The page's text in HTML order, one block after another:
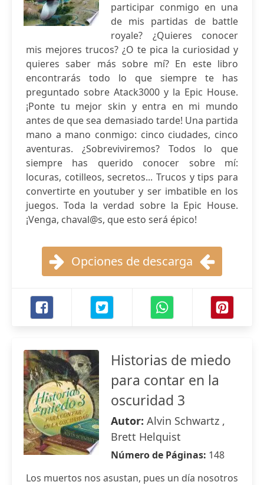
participar conmigo en una
de mis partidas de battle
royale? ¿Quieres conocer
mis mejores trucos? ¿O te pica la curiosidad y
quieres saber más sobre mí? En este libro
encontrarás todo lo que siempre te has
preguntado sobre Atack3000 y la Epic House.
¡Ponte tu mejor skin y entra en mi mundo
antes de que sea demasiado tarde! Una partida
mano a mano conmigo: cinco ciudades, cinco
aventuras. ¿Sobreviviremos? Todos lo que
siempre has querido conocer sobre mí:
locuras, cotilleos, secretos... Trucos y tips para
convertirte en youtuber y ser imbatible en los
juegos. Toda la verdad sobre la Epic House.
¡Venga, chaval@s, que esto será épico!
Opciones de descarga
Historias de miedo
para contar en la
oscuridad 3
Autor: Alvin Schwartz ,
Brett Helquist
Número de Páginas: 148
Los muertos nos asustan, pues un día nosotros